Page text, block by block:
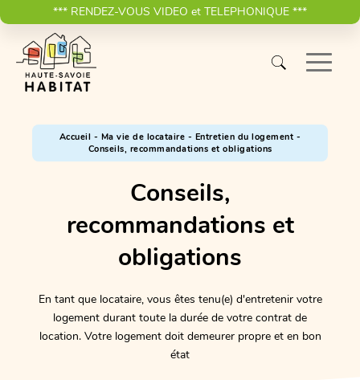
Accueil - Ma vie de locataire - Entretien du logement -
Conseils, recommandations et obligations
Conseils,
recommandations et
obligations
En tant que locataire, vous êtes tenu(e) d'entretenir votre
logement durant toute la durée de votre contrat de
location. Votre logement doit demeurer propre et en bon
état
*** RENDEZ-VOUS VIDEO et TELEPHONIQUE ***